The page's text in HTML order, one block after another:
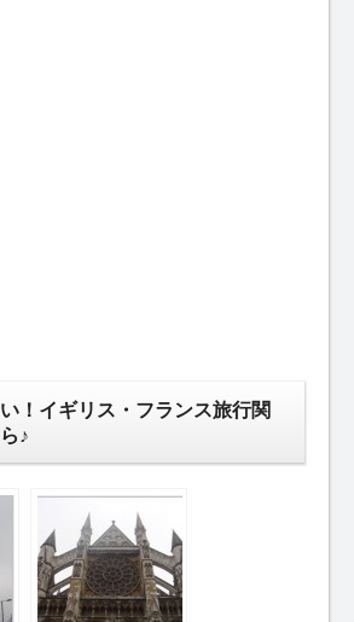
！イギリス・フランス旅行関
♪